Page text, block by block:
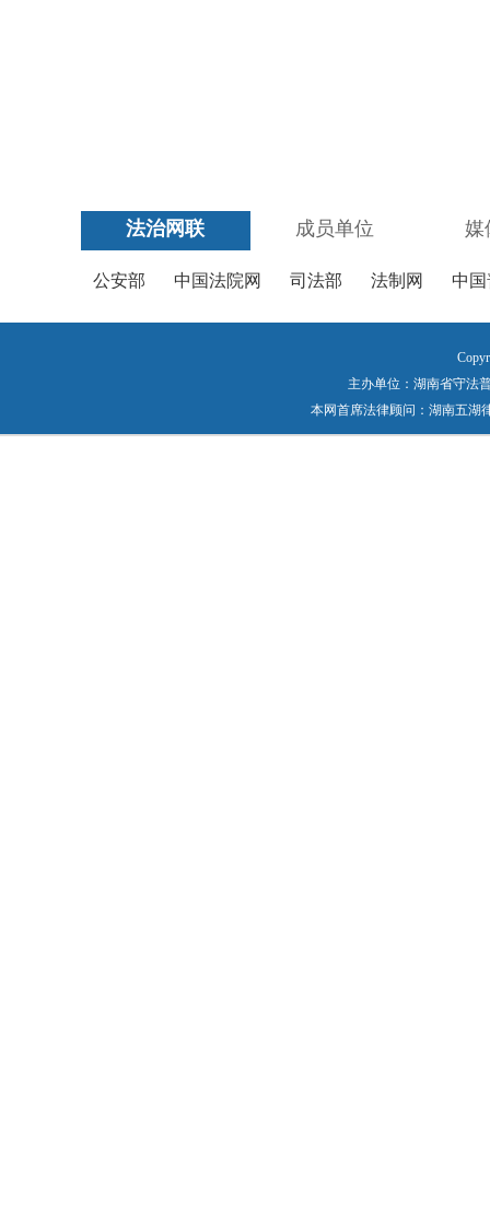
法治网联 成员单位 媒
公安部 中国法院网 司法部 法制网 中
主办单位：湖南省守法
本网首席法律顾问：湖南五湖